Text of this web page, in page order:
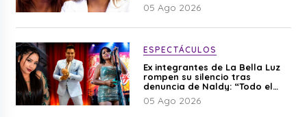
05 Ago 2026
ESPECTÁCULOS
Ex integrantes de La Bella Luz
rompen su silencio tras
denuncia de Naldy: “Todo el
mundo lo sabía”
05 Ago 2026